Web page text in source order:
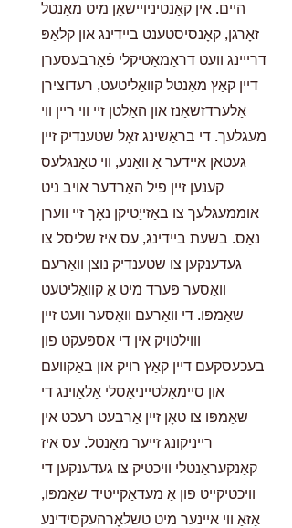
היים. אין קאַנטיניויישאַן מיט מאַנטל
זאָרגן, קאָנסיסטענט ביידינג און קלאַפּ
דרייינג וועט דראַמאַטיקלי פֿאַרבעסערן
דיין קאַץ מאַנטל קוואַליטעט, רעדוצירן
אַלערדזשאַנז און האַלטן זיי ווי ריין ווי
מעגלעך. די בראַשינג זאָל שטענדיק זיין
געטאן איידער אַ וואַנע, ווי טאַנגלעס
קענען זיין פיל האַרדער אויב ניט
אוממעגלעך צו באַזייַטיקן נאָך זיי ווערן
נאַס. בשעת ביידינג, עס איז שליסל צו
געדענקען צו שטענדיק נוצן וואַרעם
וואַסער פּערד מיט אַ קוואַליטעט
שאַמפּו. די וואַרעם וואַסער וועט זיין
וווילטויק אין די אַספּעקט פון
בעכעסקעם דיין קאַץ רויק און באַקוועם
און סיימאַלטייניאַסלי אַלאַוינג די
שאַמפּו צו טאָן זיין אַרבעט רעכט אין
רייניקונג זייער מאַנטל. עס איז
קאַנקעראַנטלי וויכטיק צו געדענקען די
וויכטיקייט פון אַ מעדאַקייטיד שאַמפּו,
אַזאַ ווי איינער מיט טשלאָרהעקסידינע